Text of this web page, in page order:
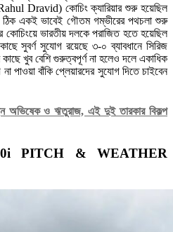
Dravid) কোচিং ক্যারিয়ার শুরু হয়েছিল
ঠিক একই ভাবেই গৌতম গম্ভীরের পথচলা শুরু
ভারতীয় দলকে পরাজিত হতে হয়েছিল
সুবর্ণ সুযোগ রয়েছে ৩-০ ব্যাবধানে সিরিজ
খুব বেশি গুরুত্বপূর্ণ না হলেও দলে একাধিক
পাওয়া বাঁকি প্লেয়ারদের সুযোগ দিতে চাইবেন
অভিষেক ও ঋতুরাজ, এই দুই তারকার বিকল্প
PITCH & WEATHER